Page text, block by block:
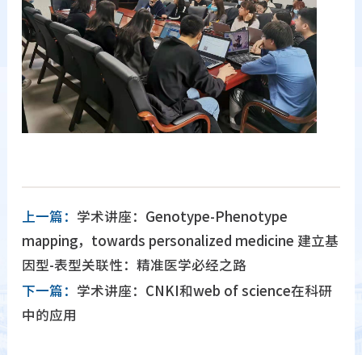
上一篇： 学术讲座：Genotype-Phenotype
mapping，towards personalized medicine 建立基
因型-表型关联性：精准医学必经之路
下一篇： 学术讲座：CNKI和web of science在科研
中的应用